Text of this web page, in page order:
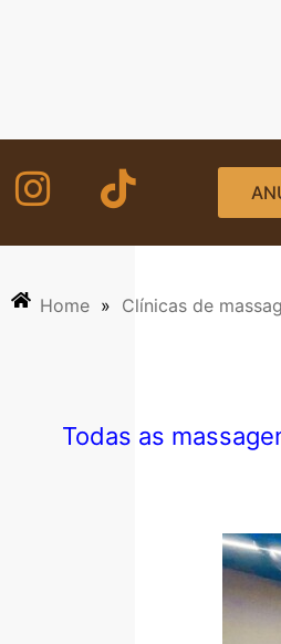
Home » Clínicas de
Todas as